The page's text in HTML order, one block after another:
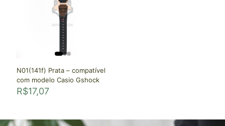
N01(141f) Prata – compatível
com modelo Casio Gshock
R$17,07